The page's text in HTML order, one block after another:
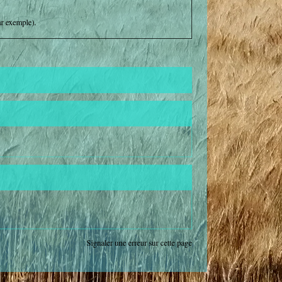
exemple).
Signaler une erreur sur cette page